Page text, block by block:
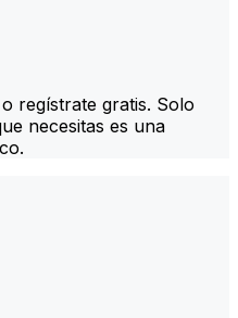
regístrate gratis. Solo
necesitas es una